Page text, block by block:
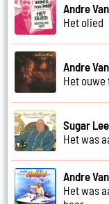
Andre
Het olied
Andre
Het
Sugar
Het was
Andre
Het was